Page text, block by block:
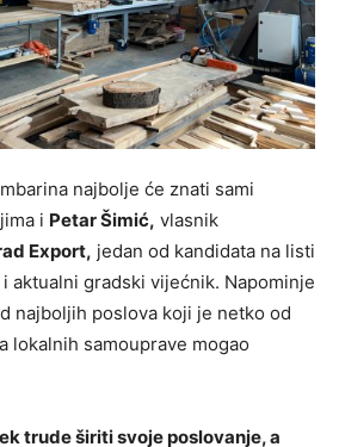
najbolje će znati sami
i Petar Šimić, vlasnik
Export, jedan od kandidata na listi
aktualni gradski vijećnik. Napominje
najboljih poslova koji je netko od
lokalnih samouprave mogao
trude širiti svoje poslovanje, a